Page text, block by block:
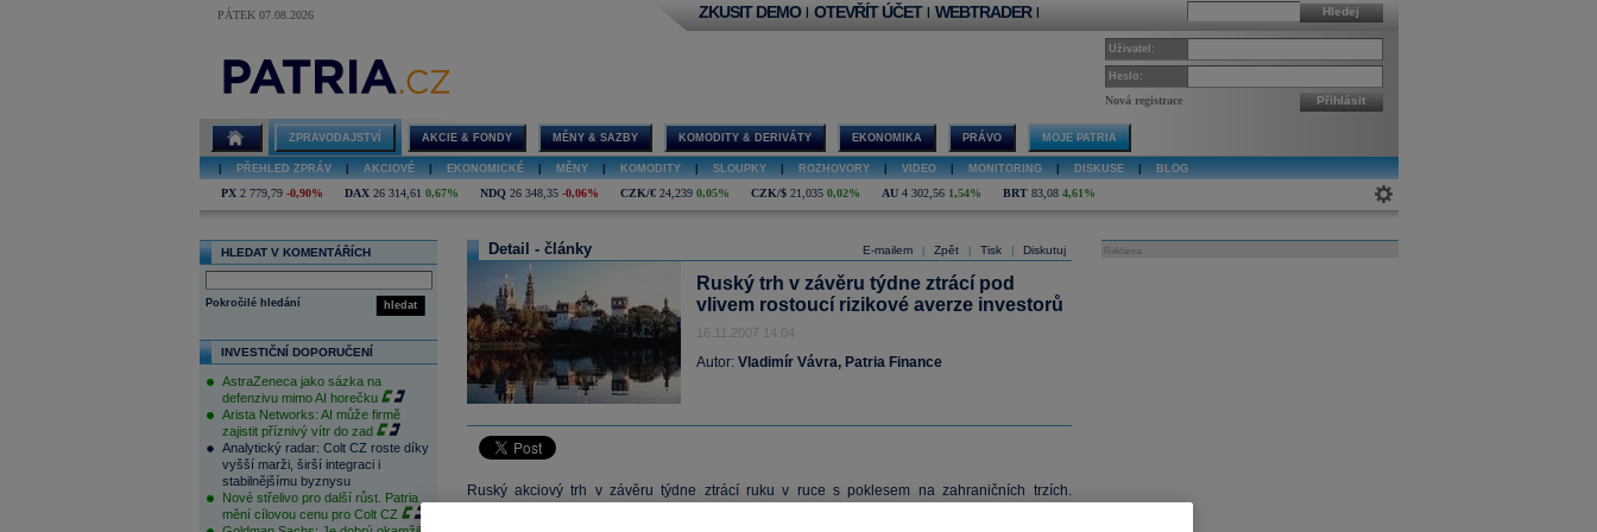
PÁTEK 07.08.2026 Hledej
ZKUSIT DEMO | OTEVŘÍT ÚČET | WEBTRADER |
Uživatel:
Heslo:
Nová registrace Přihlásit
ZPRAVODAJSTVÍ AKCIE & FONDY MĚNY & SAZBY KOMODITY & DERIVÁTY EKONOMIKA PRÁVO MOJE PATRIA
PŘEHLED ZPRÁV AKCIOVÉ EKONOMICKÉ MĚNY KOMODITY SLOUPKY ROZHOVORY VIDEO MONITORING DISKUSE BLOG
PX 2 779,79 -0,90% DAX 26 314,61 0,67% NDQ 26 348,35 -0,06% CZK/€ 24,239 0,05% CZK/$ 21,035 0,02% AU 4 302,56 1,54% BRT 83,08 4,61%
HLEDAT V KOMENTÁŘÍCH
hledat
Pokročilé hledání
INVESTIČNÍ DOPORUČENÍ
AstraZeneca jako sázka na
defenzivu mimo AI horečku
Arista Networks: AI může firmě
zajistit příznivý vítr do zad
Analytický radar: Colt CZ roste díky
vyšší marži, širší integraci i
stabilnějšímu byznysu
Nové střelivo pro další růst. Patria
mění cílovou cenu pro Colt CZ
E-mailem Zpět Tisk Diskutuj
Detail - články
Ruský trh v závěru týdne ztrácí pod
vlivem rostoucí rizikové averze investorů
16.11.2007 14:04
Autor: Vladimír Vávra, Patria Finance
Ruský akciový trh v závěru týdne ztrácí ruku v ruce s poklesem na zahraničních trzích.
Reklama